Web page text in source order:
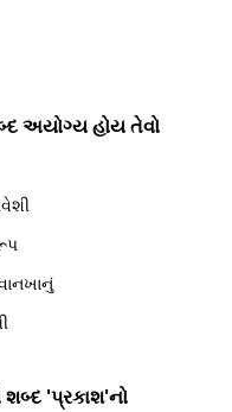
અયોગ્ય હોય તેવો
'પ્રકાશ'નો